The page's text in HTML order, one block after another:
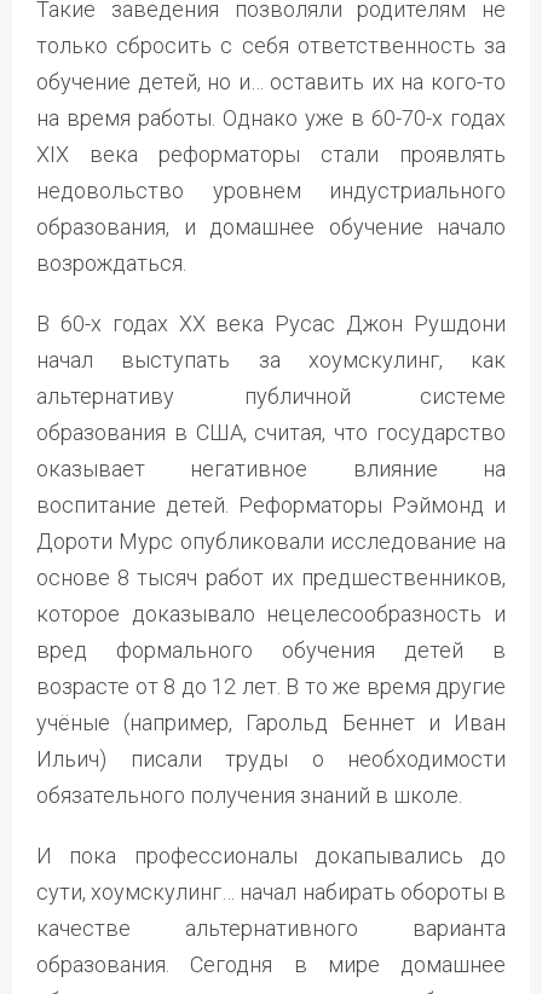
Такие заведения позволяли родителям не
только сбросить с себя ответственность за
обучение детей, но и… оставить их на кого-то
на время работы. Однако уже в 60-70-х годах
XIX века реформаторы стали проявлять
недовольство уровнем индустриального
образования, и домашнее обучение начало
возрождаться.
В 60-х годах XX века Русас Джон Рушдони
начал выступать за хоумскулинг, как
альтернативу публичной системе
образования в США, считая, что государство
оказывает негативное влияние на
воспитание детей. Реформаторы Рэймонд и
Дороти Мурс опубликовали исследование на
основе 8 тысяч работ их предшественников,
которое доказывало нецелесообразность и
вред формального обучения детей в
возрасте от 8 до 12 лет. В то же время другие
учёные (например, Гарольд Беннет и Иван
Ильич) писали труды о необходимости
обязательного получения знаний в школе.
И пока профессионалы докапывались до
сути, хоумскулинг… начал набирать обороты в
качестве альтернативного варианта
образования. Сегодня в мире домашнее